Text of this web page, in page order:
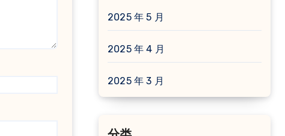
2025 年 5 月
2025 年 4 月
2025 年 3 月